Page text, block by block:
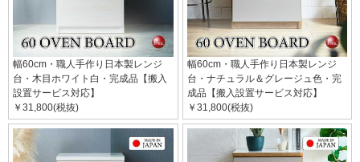
幅60cm・職人手作り日本製レンジ
台・木目ホワイト白・完成品【搬入
設置サービス対応】
￥31,800(税抜)
幅60cm・職人手作り日本製レンジ
台・ナチュラル＆グレージュ色・完
成品【搬入設置サービス対応】
￥31,800(税抜)